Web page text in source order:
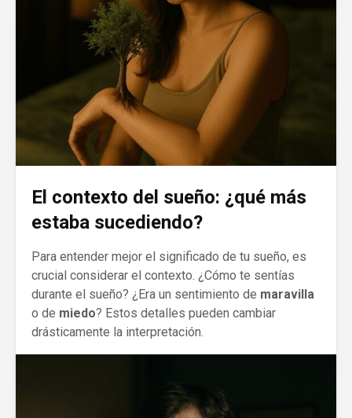
El contexto del sueño: ¿qué más
estaba sucediendo?
Para entender mejor el significado de tu sueño, es
crucial considerar el contexto. ¿Cómo te sentías
durante el sueño? ¿Era un sentimiento de maravilla
o de miedo? Estos detalles pueden cambiar
drásticamente la interpretación.